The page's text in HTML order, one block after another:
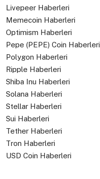
Livepeer Haberleri
Memecoin Haberleri
Optimism Haberleri
Pepe (PEPE) Coin Haberleri
Polygon Haberleri
Ripple Haberleri
Shiba Inu Haberleri
Solana Haberleri
Stellar Haberleri
Sui Haberleri
Tether Haberleri
Tron Haberleri
USD Coin Haberleri